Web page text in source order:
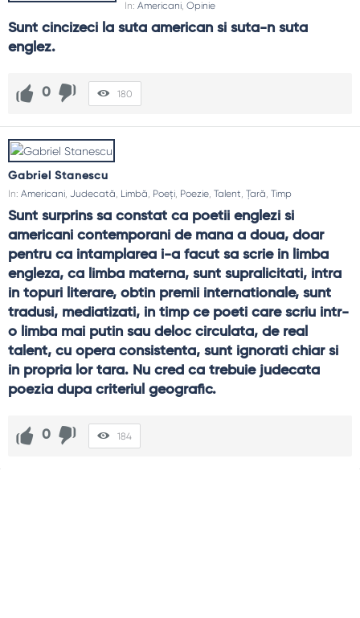
In: Americani, Opinie
Sunt cincizeci la suta american si suta-n suta
englez.
0 180
Gabriel Stanescu
In: Americani Judecată Limbă Poeți Poezie Talent Țară Timp
Sunt surprins sa constat ca poetii englezi si
americani contemporani de mana a doua, doar
pentru ca intamplarea i-a facut sa scrie in limba
engleza, ca limba materna, sunt supralicitati, intra
in topuri literare, obtin premii internationale, sunt
tradusi, mediatizati, in timp ce poeti care scriu intr-
o limba mai putin sau deloc circulata, de real
talent, cu opera consistenta, sunt ignorati chiar si
in propria lor tara. Nu cred ca trebuie judecata
poezia dupa criteriul geografic.
0 184